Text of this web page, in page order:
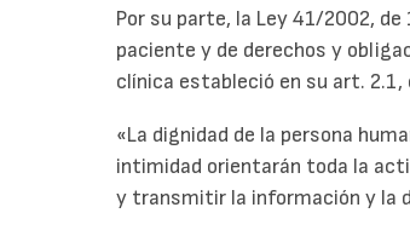
Por su parte, la Ley 41/2002,
paciente y de derechos y
clínica estableció en su art. 2.1,
«La dignidad de la persona
intimidad orientarán toda la
y transmitir la información y la